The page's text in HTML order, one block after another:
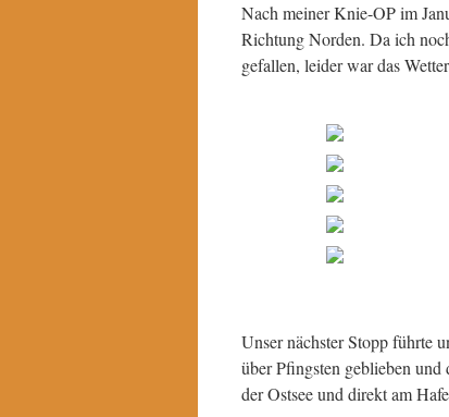
Nach meiner Knie-OP im
Richtung Norden. Da ich
gefallen, leider war das
Unser nächster Stopp führte
über Pfingsten geblieben
der Ostsee und direkt am